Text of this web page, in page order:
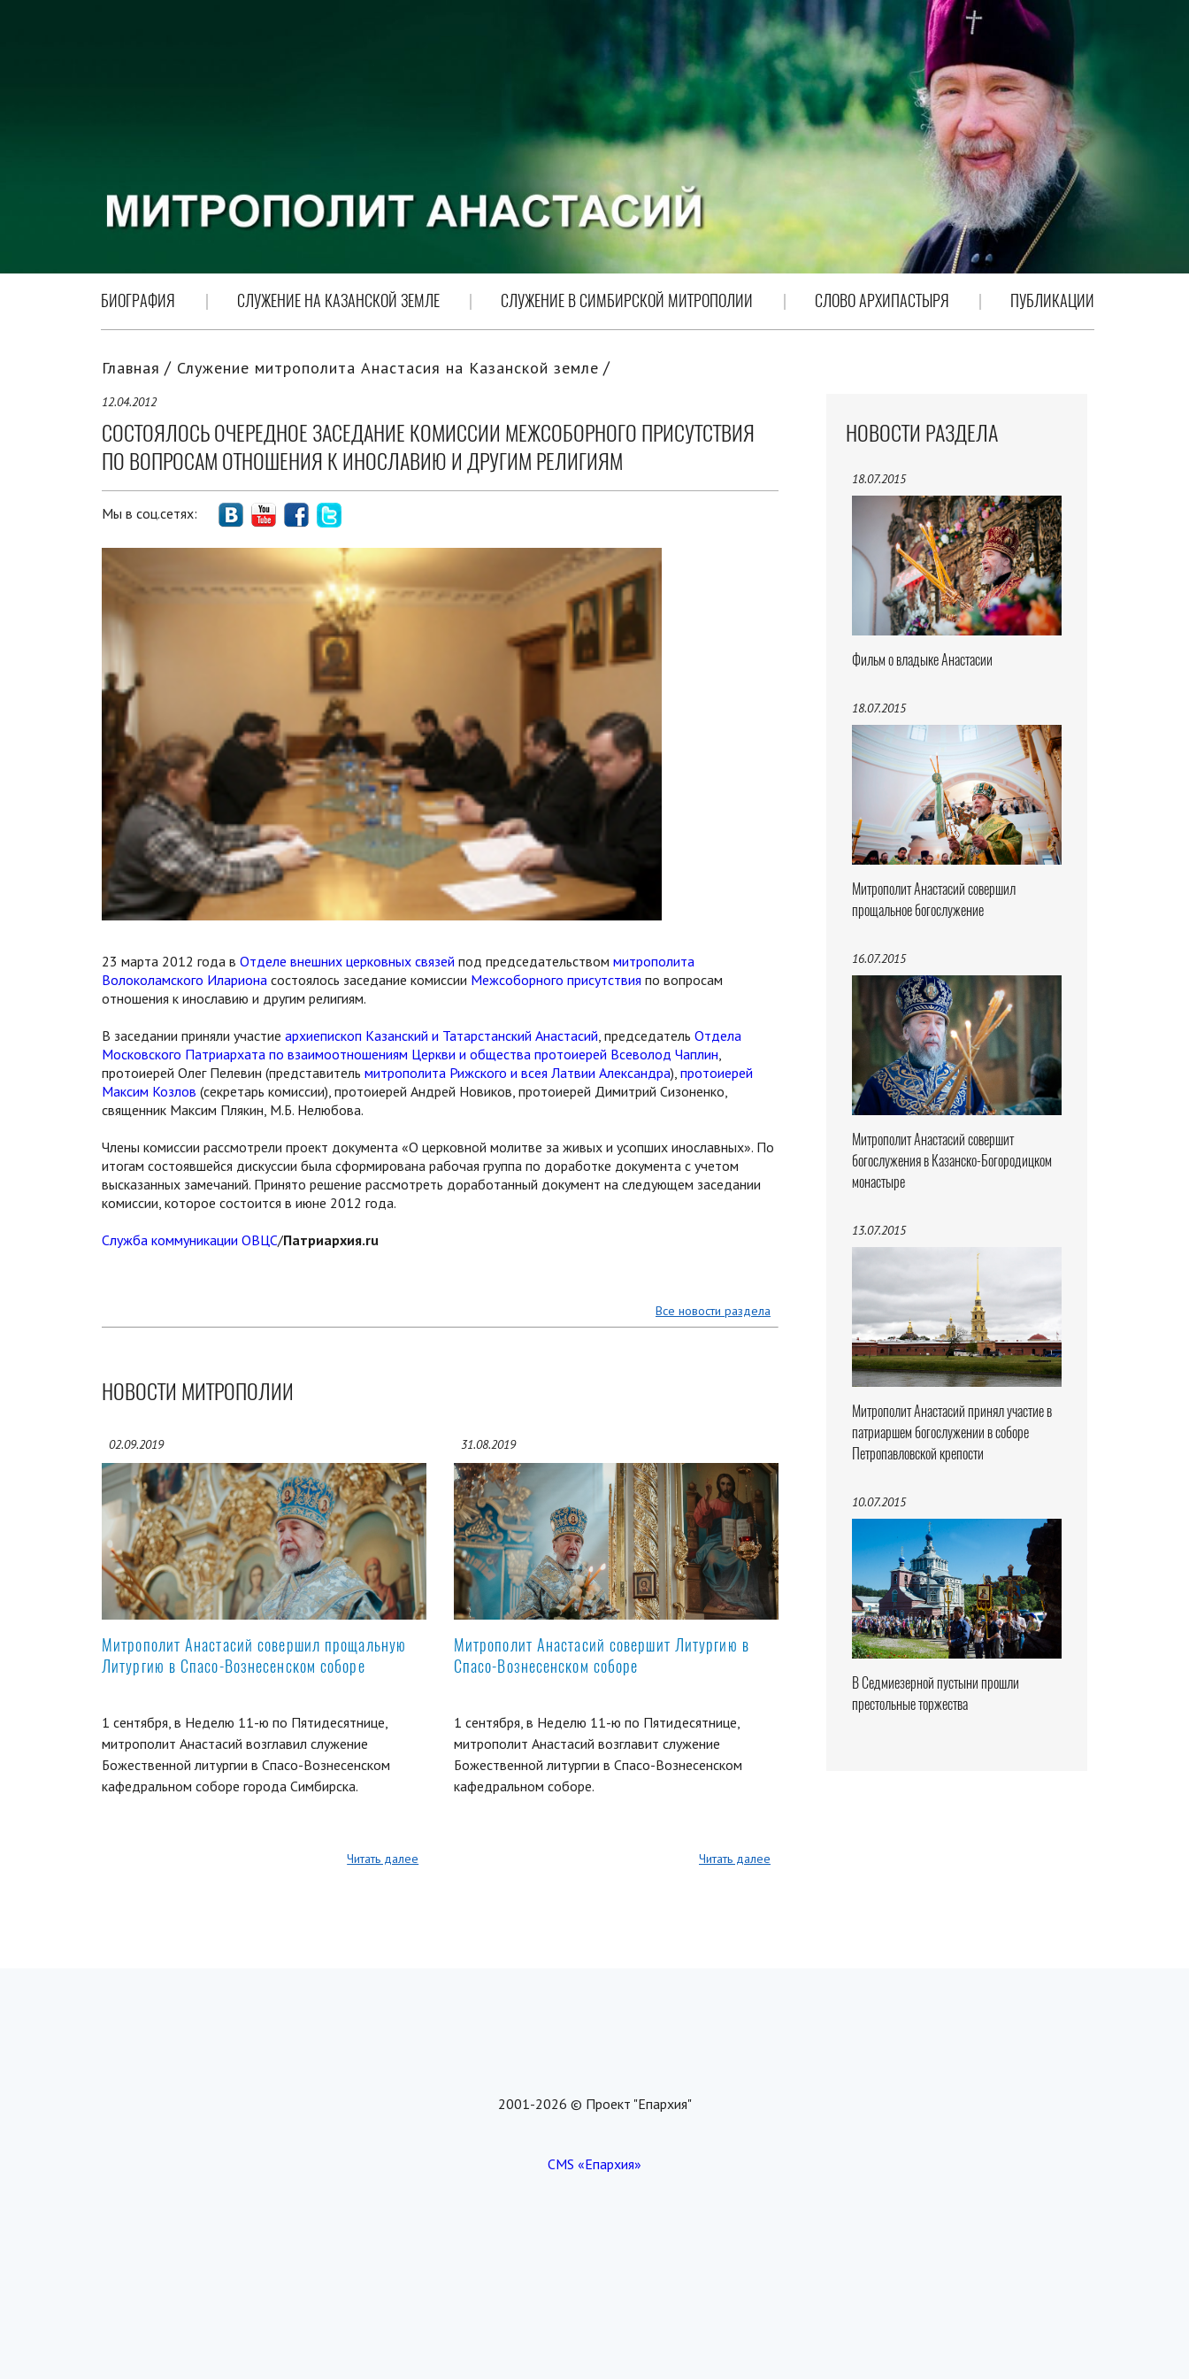
БИОГРАФИЯ СЛУЖЕНИЕ НА КАЗАНСКОЙ ЗЕМЛЕ СЛУЖЕНИЕ В СИМБИРСКОЙ МИТРОПОЛИИ СЛОВО АРХИПАСТЫРЯ ПУБЛИКАЦИИ
НОВОСТИ РАЗДЕЛА
18.07.2015
Фильм о владыке Анастасии
18.07.2015
Митрополит Анастасий совершил
прощальное богослужение
16.07.2015
Митрополит Анастасий совершит
богослужения в Казанско-Богородицком
монастыре
13.07.2015
Митрополит Анастасий принял участие в
патриаршем богослужении в соборе
Петропавловской крепости
10.07.2015
В Седмиезерной пустыни прошли
престольные торжества
Главная Служение митрополита Анастасия на Казанской земле
12.04.2012
СОСТОЯЛОСЬ ОЧЕРЕДНОЕ ЗАСЕДАНИЕ КОМИССИИ МЕЖСОБОРНОГО ПРИСУТСТВИЯ
ПО ВОПРОСАМ ОТНОШЕНИЯ К ИНОСЛАВИЮ И ДРУГИМ РЕЛИГИЯМ
Мы в соц.сетях:
23 марта 2012 года в Отделе внешних церковных связей под председательством митрополита
Волоколамского Илариона состоялось заседание комиссии Межсоборного присутствия по вопросам
отношения к инославию и другим религиям.
В заседании приняли участие архиепископ Казанский и Татарстанский Анастасий , председатель Отдела
Московского Патриархата по взаимоотношениям Церкви и общества протоиерей Всеволод Чаплин
протоиерей Олег Пелевин (представитель митрополита Рижского и всея Латвии Александра), протоиерей
Максим Козлов (секретарь комиссии), протоиерей Андрей Новиков, протоиерей Димитрий Сизоненко,
священник Максим Плякин, М.Б. Нелюбова.
Члены комиссии рассмотрели проект документа «О церковной молитве за живых и усопших инославных». По
итогам состоявшейся дискуссии была сформирована рабочая группа по доработке документа с учетом
высказанных замечаний. Принято решение рассмотреть доработанный документ на следующем заседании
комиссии, которое состоится в июне 2012 года.
Служба коммуникации ОВЦС/Патриархия.ru
Все новости раздела
НОВОСТИ МИТРОПОЛИИ
02.09.2019
Митрополит Анастасий совершил прощальную
Литургию в Спасо-Вознесенском соборе
1 сентября, в Неделю 11-ю по Пятидесятнице,
митрополит Анастасий возглавил служение
Божественной литургии в Спасо-Вознесенском
кафедральном соборе города Симбирска.
Читать далее
31.08.2019
Митрополит Анастасий совершит Литургию в
Спасо-Вознесенском соборе
1 сентября, в Неделю 11-ю по Пятидесятнице,
митрополит Анастасий возглавит служение
Божественной литургии в Спасо-Вознесенском
кафедральном соборе.
Читать далее
2001-2026 © Проект "Епархия"
CMS «Епархия»